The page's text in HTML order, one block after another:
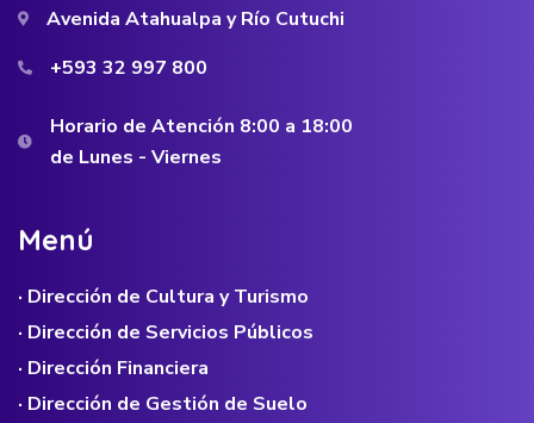
Avenida Atahualpa y Río Cutuchi
+593 32 997 800
Horario de Atención 8:00 a 18:00
de Lunes - Viernes
Menú
· Dirección de Cultura y Turismo
· Dirección de Servicios Públicos
· Dirección Financiera
· Dirección de Gestión de Suelo